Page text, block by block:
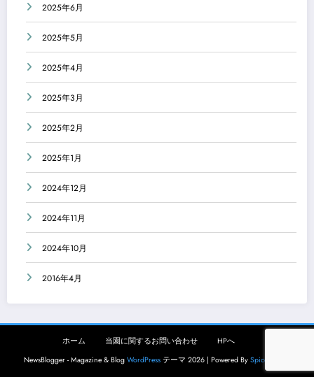
2025年6月
2025年5月
2025年4月
2025年3月
2025年2月
2025年1月
2024年12月
2024年11月
2024年10月
2016年4月
ホーム 当園に関するお問い合わせ
HPへ
NewsBlogger - Magazine & Blog WordPress テーマ 2026 | Powered By SpiceThemes